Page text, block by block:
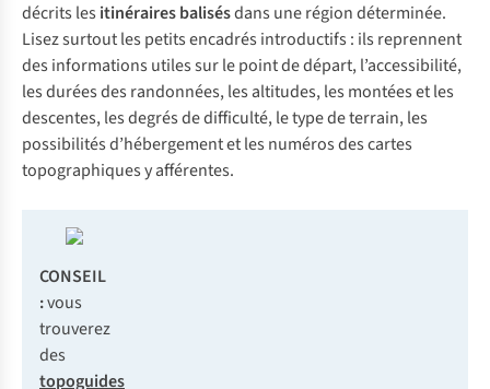
décrits les itinéraires balisésdans une région déterminée.
Lisez surtout les petits encadrés introductifs : ils reprennent
des informations utiles sur le point de départ, l’accessibilité,
les durées des randonnées, les altitudes, les montées et les
descentes, les degrés de difficulté, le type de terrain, les
possibilités d’hébergement et les numéros des cartes
topographiques y afférentes.
CONSEIL
:vous
trouverez
des
topoguides